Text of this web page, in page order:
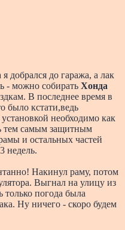
добрался до гаража, а лак
- можно собирать Хонда
В последнее время в
было кстати,ведь
необходимо как
тем самым защитным
и остальных частей
недель.
Накинул раму, потом
Выгнал на улицу из
только погода была
Ну ничего - скоро будем